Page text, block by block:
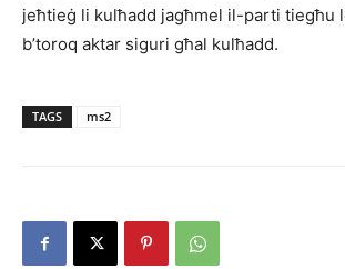
jeħtieġ li kulħadd jagħmel il-parti tiegħu
b’toroq aktar siguri għal kulħadd.
TAGS ms2